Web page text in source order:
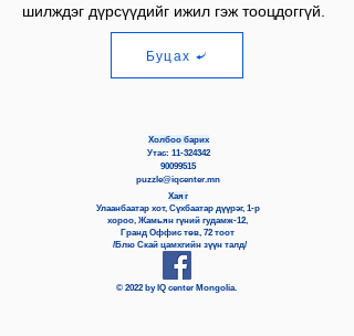
шилждэг дүрсүүдийг ижил гэж тооцдоггүй.
Буцах
Холбоо барих
Утас: 11-324342
90099515
puzzle@iqcenter.mn
Хаяг
Улаанбаатар хот, Сүхбаатар дүүрэг, 1-р
хороо, Жамьян гүний гудамж-12,
Гранд Оффис төв, 72 тоот
/Блю Скай цамхгийн зүүн талд/
© 2022 by IQ center Mongolia.